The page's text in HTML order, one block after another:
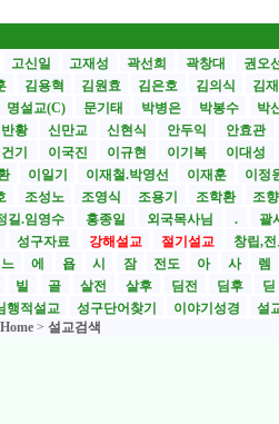
고신일 고재성 곽선희 곽창대
권오
김용혁 김원효 김은호 김의식
김
명설교(C) 문기태 박병은 박봉수
박
황 신만교 신현식 안두익
안효관
기 이국진 이규현 이기복
이대성
이일기 이재철.박영선 이재훈
이정
조성노 조영식 조용기 조학환
조
길.임영수 홍종일 외국목사님 .
괄
성구자료 강해설교 절기설교
창립,
느 에 욥 시 잠 전도 아 사
렘
빌 골 살전 살후 딤전 딤후
딛
행적설교 성구단어찾기 이야기성경
설
Home > 설교검색